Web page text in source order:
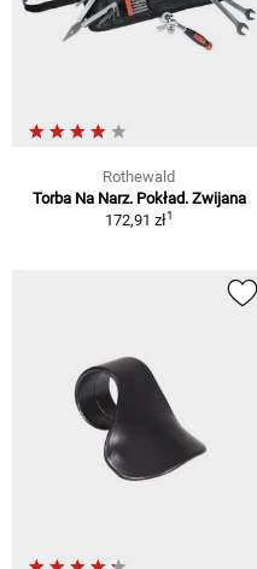
Rothewald
Torba Na Narz. Pokład. Zwijana
172,91 zł1